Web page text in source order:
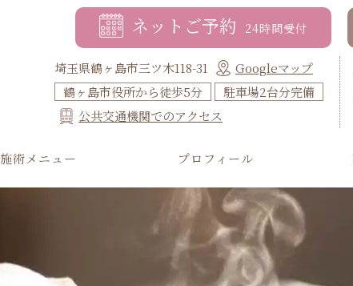
ネットご予約 24時間受付
埼玉県鶴ヶ島市三ツ木118-31
Googleマップ
鶴ヶ島市役所から徒歩5分
駐車場2台分完備
公共交通機関でのアクセス
施術メニュー プロフィール